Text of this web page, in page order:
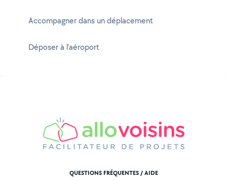
Accompagner dans un déplacement
Déposer à l'aéroport
QUESTIONS FRÉQUENTES / AIDE